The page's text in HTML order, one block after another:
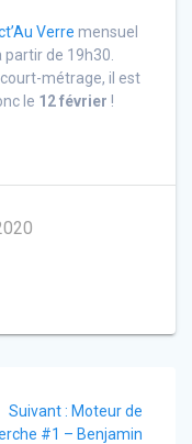
Verre mensuel
partir de 19h30.
métrage, il est
le 12 février !
Suivant : Moteur de
#1 – Benjamin